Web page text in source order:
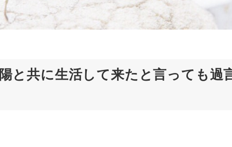
と共に生活して来たと言っても過